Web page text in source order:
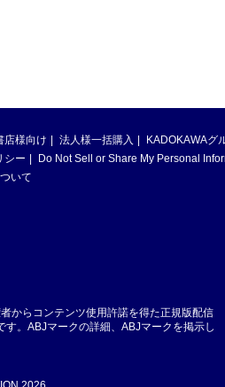
店様向け 法人様一括購入
KADOKAWAグ
シー
Do Not Sell or Share My Personal
いて
からコンテンツ使用許諾を得た正規版配信
。ABJマークの詳細、ABJマークを掲示し